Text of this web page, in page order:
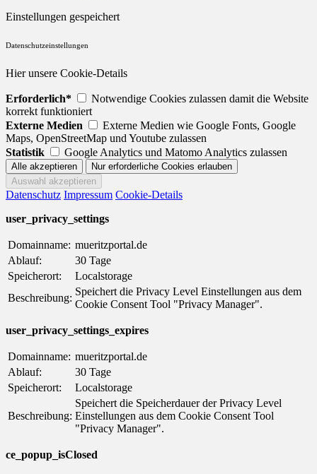
Einstellungen gespeichert
Datenschutzeinstellungen
Hier unsere Cookie-Details
Erforderlich*
Notwendige Cookies zulassen damit die Website
korrekt funktioniert
Externe Medien
Externe Medien wie Google Fonts, Google
Maps, OpenStreetMap und Youtube zulassen
Statistik
Google Analytics und Matomo Analytics zulassen
Datenschutz Impressum Cookie-Details
user_privacy_settings
Domainname: mueritzportal.de
Ablauf:
30 Tage
Speicherort:
Localstorage
Beschreibung:
Speichert die Privacy Level Einstellungen aus dem
Cookie Consent Tool "Privacy Manager".
user_privacy_settings_expires
Domainname: mueritzportal.de
Ablauf:
30 Tage
Speicherort:
Localstorage
Beschreibung:
Speichert die Speicherdauer der Privacy Level
Einstellungen aus dem Cookie Consent Tool
"Privacy Manager".
ce_popup_isClosed